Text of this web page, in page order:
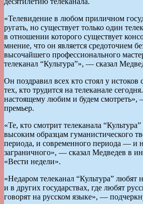
«Телевидение в любом приличном
ругать, но существует только один
в отношении которого существует
мнение, что он является средоточием
высочайшего профессионального
телеканал “Культура”», — сказал
Он поздравил всех кто стоял у истоков
тех, кто трудится на телеканале
настоящему любим и будем смотреть»,
премьер.
«Те, кто смотрит телеканала
высоким образцам гуманистического
периода, и современного периода — и
заграничного», — сказал Медведев в
«Вести недели».
«Недаром телеканал “Культура” любят
и в других государствах, где любят
говорят на русском языке», —